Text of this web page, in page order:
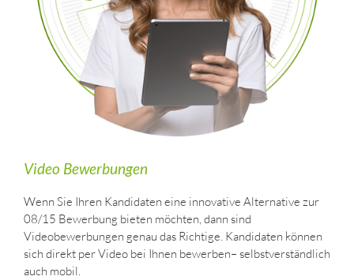
Video Bewerbungen
Wenn Sie Ihren Kandidaten eine innovative Alternative zur
08/15 Bewerbung bieten möchten, dann sind
Videobewerbungen genau das Richtige. Kandidaten können
sich direkt per Video bei Ihnen bewerben– selbstverständlich
auch mobil.